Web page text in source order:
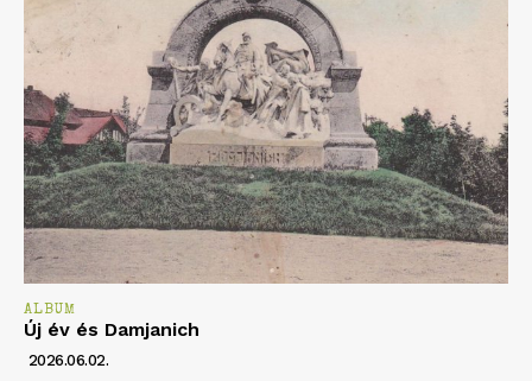
ALBUM
Új év és Damjanich
2026.06.02.